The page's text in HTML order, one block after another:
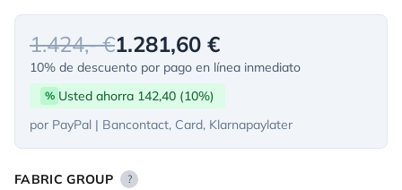
1.424,- €1.281,60 €
10% de descuento por pago en línea inmediato
% Usted ahorra 142,40 (10%)
por PayPal | Bancontact, Card, Klarnapaylater
FABRIC GROUP ?